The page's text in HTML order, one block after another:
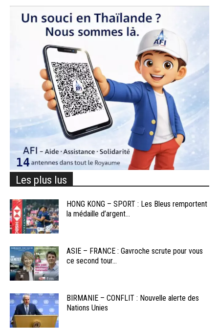
Les plus lus
HONG KONG – SPORT : Les Bleus remportent
la médaille d’argent...
ASIE – FRANCE : Gavroche scrute pour vous
ce second tour...
BIRMANIE – CONFLIT : Nouvelle alerte des
Nations Unies